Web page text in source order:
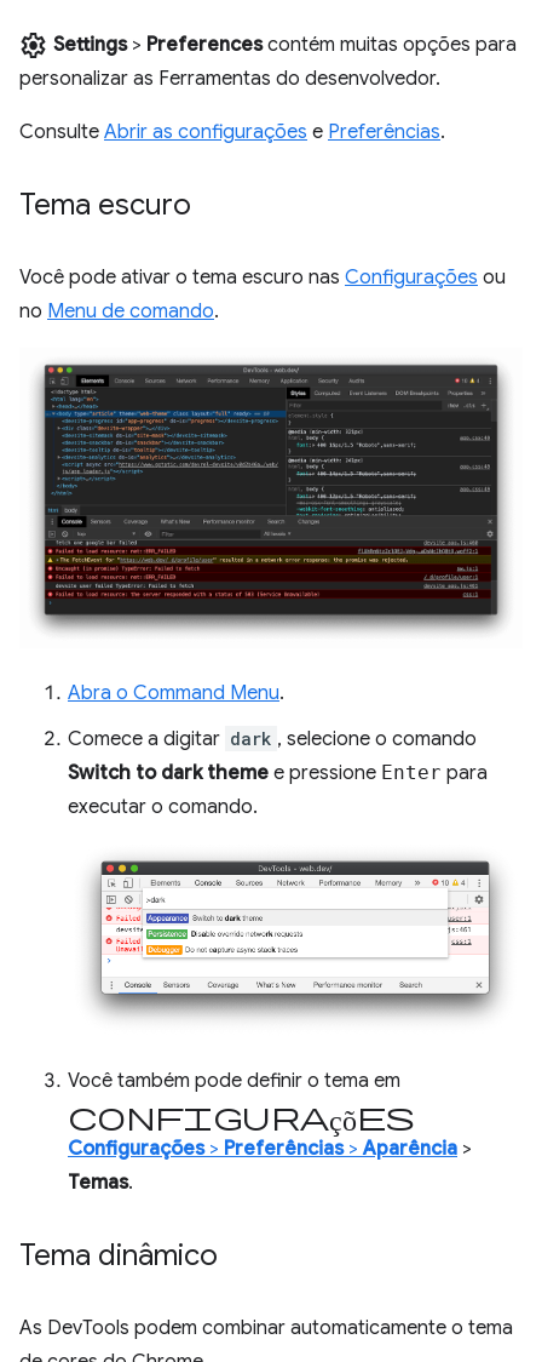
settings Settings> Preferencescontém muitas opções para
personalizar as Ferramentas do desenvolvedor.
Consulte Abrir as configurações e Preferências.
Tema escuro
Você pode ativar o tema escuro nas Configurações ou
no Menu de comando.
Abra o Command Menu.
Comece a digitar dark , selecione o comando
Switch to dark theme e pressione Enter para
executar o comando.
Você também pode definir o tema em
Configurações
Configurações> Preferências>Aparência >
Temas.
Tema dinâmico
As DevTools podem combinar automaticamente o tema